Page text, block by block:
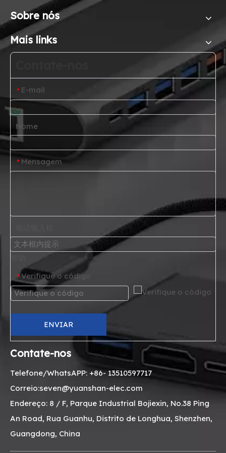
Sobre nós
Mais links
* E-mail
Nome
* Mensagem
* Verifique o código
ENVIAR
Contate-nos
Telefone/WhatsAPP: +86- 13510597717
Correio:seven@yuanshan-elec.com
Endereço: 8 / F, Parque Industrial Bojiexin, No.38 Ping
An Road, Rua Guanhu, Distrito de Longhua, Shenzhen,
Guangdong, China